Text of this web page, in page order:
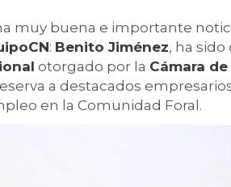
muy buena e importante
: Benito Jiménez, ha
otorgado por la Cámara
a destacados
en la Comunidad Foral.